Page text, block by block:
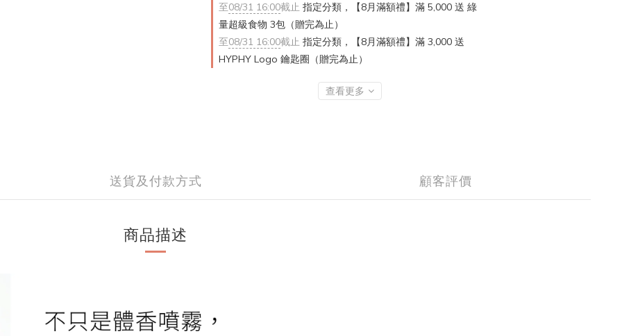
至08/31 16:00截止 指定分類，【8月滿額禮】滿 5,000 送 綠
量超級食物 3包（贈完為止）
至08/31 16:00截止 指定分類，【8月滿額禮】滿 3,000 送
HYPHY Logo 鑰匙圈（贈完為止）
查看更多
送貨及付款方式 顧客評價
商品描述